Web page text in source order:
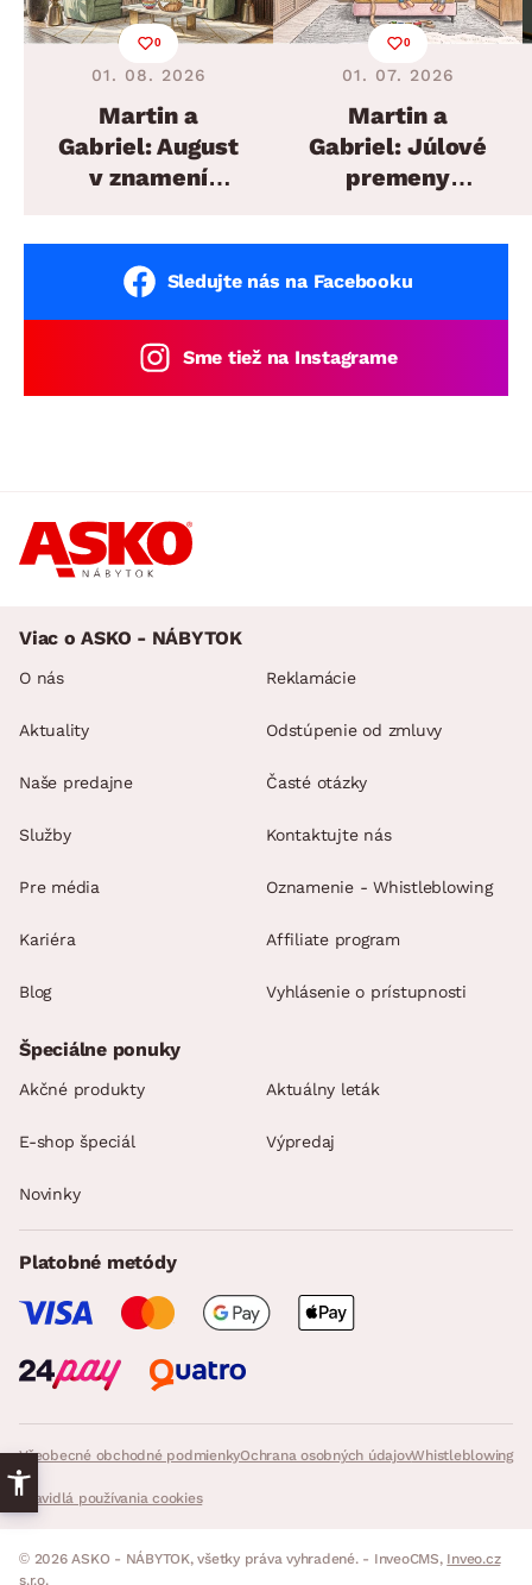
0
01. 08. 2026
Martin a
Gabriel: August
v znamení
sedacích súprav
0
01. 07. 2026
Martin a
Gabriel: Júlové
premeny
Sledujte nás na Facebooku
Sme tiež na Instagrame
Viac o ASKO - NÁBYTOK
O nás
Aktuality
Naše predajne
Služby
Pre média
Kariéra
Blog
Reklamácie
Odstúpenie od zmluvy
Časté otázky
Kontaktujte nás
Oznamenie - Whistleblowing
Affiliate program
Vyhlásenie o prístupnosti
Všeobecné obchodné podmienkyOchrana osobných údajovWhistleblowing
Pravidlá používania cookies
Špeciálne ponuky
Akčné produkty Aktuálny leták
E-shop špeciál Výpredaj
Novinky
Platobné metódy
© 2026 ASKO - NÁBYTOK, všetky práva vyhradené. - InveoCMS, Inveo.cz
s.r.o.